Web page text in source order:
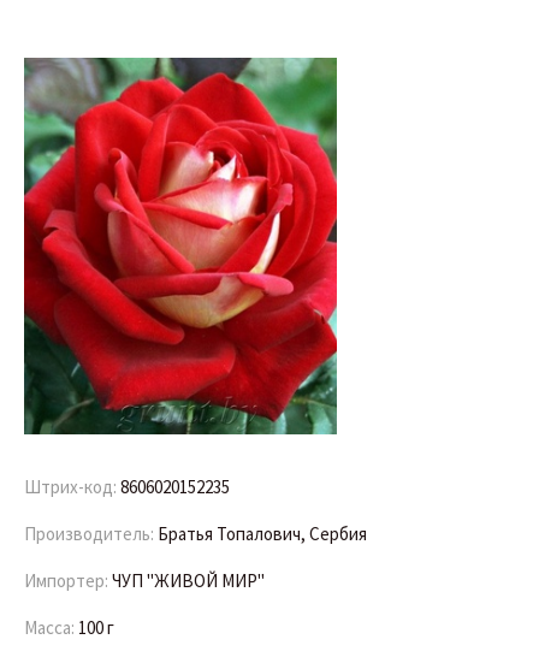
Штрих-код: 8606020152235
Производитель: Братья Топалович, Сербия
Импортер: ЧУП "ЖИВОЙ МИР"
Масса: 100 г